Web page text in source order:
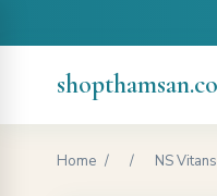
Home / / NS